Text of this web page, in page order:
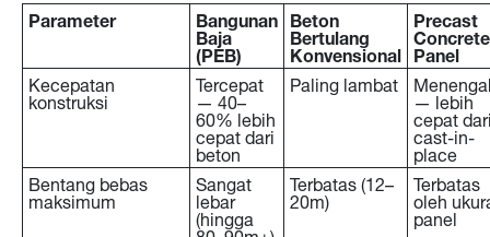
Parameter Bangunan
Baja
(PEB)
Beton
Bertulang
Konvensional
Precast
Concrete
Panel
Kecepatan
konstruksi
Tercepat
— 40–
60% lebih
cepat dari
beton
Paling lambat
— lebih
cepat
cast-in-
place
Bentang bebas
maksimum
Sangat
lebar
(hingga
Terbatas (12–
20m)
Terbatas
oleh
panel